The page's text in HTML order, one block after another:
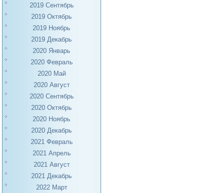
2019 Сентябрь
2019 Октябрь
2019 Ноябрь
2019 Декабрь
2020 Январь
2020 Февраль
2020 Май
2020 Август
2020 Сентябрь
2020 Октябрь
2020 Ноябрь
2020 Декабрь
2021 Февраль
2021 Апрель
2021 Август
2021 Декабрь
2022 Март